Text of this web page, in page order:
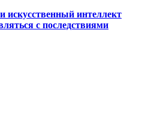
интеллект
с последствиями